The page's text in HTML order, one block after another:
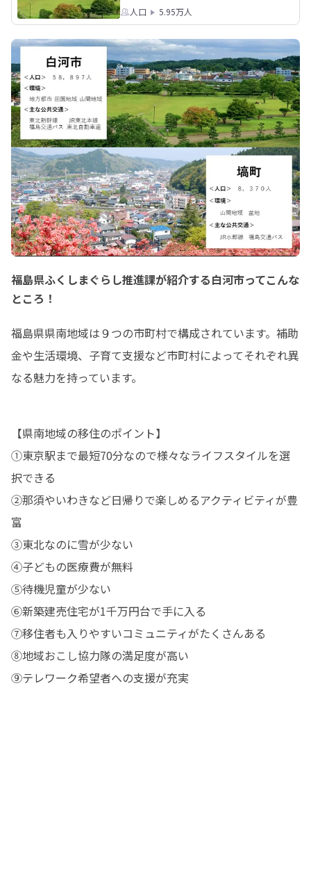
人口 5.95万人
福島県ふくしまぐらし推進課が紹介する白河市ってこんな
ところ！
福島県県南地域は９つの市町村で構成されています。補助
金や生活環境、子育て支援など市町村によってそれぞれ異
なる魅力を持っています。
【県南地域の移住のポイント】
①東京駅まで最短70分なので様々なライフスタイルを選
択できる
②那須やいわきなど日帰りで楽しめるアクティビティが豊
富
③東北なのに雪が少ない
④子どもの医療費が無料
⑤待機児童が少ない
⑥新築建売住宅が1千万円台で手に入る
⑦移住者も入りやすいコミュニティがたくさんある
⑧地域おこし協力隊の満足度が高い
⑨テレワーク希望者への支援が充実